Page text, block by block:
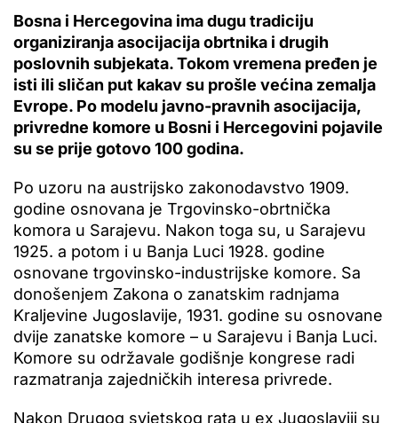
Bosna i Hercegovina ima dugu tradiciju
organiziranja asocijacija obrtnika i drugih
poslovnih subjekata. Tokom vremena pređen je
isti ili sličan put kakav su prošle većina zemalja
Evrope. Po modelu javno-pravnih asocijacija,
privredne komore u Bosni i Hercegovini pojavile
su se prije gotovo 100 godina.
Po uzoru na austrijsko zakonodavstvo 1909.
godine osnovana je Trgovinsko-obrtnička
komora u Sarajevu. Nakon toga su, u Sarajevu
1925. a potom i u Banja Luci 1928. godine
osnovane trgovinsko-industrijske komore. Sa
donošenjem Zakona o zanatskim radnjama
Kraljevine Jugoslavije, 1931. godine su osnovane
dvije zanatske komore – u Sarajevu i Banja Luci.
Komore su održavale godišnje kongrese radi
razmatranja zajedničkih interesa privrede.
Nakon Drugog svjetskog rata u ex Jugoslaviji su